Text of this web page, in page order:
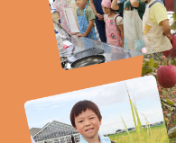
e-フレンズ
お店のチラシ
よくあるご質問
採用情報